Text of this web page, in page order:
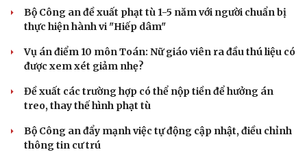
Bộ Công an đề xuất phạt tù 1-5 năm với người chuẩn bị
thực hiện hành vi "Hiếp dâm"
Vụ án điểm 10 môn Toán: Nữ giáo viên ra đầu thú liệu có
được xem xét giảm nhẹ?
Đề xuất các trường hợp có thể nộp tiền để hưởng án
treo, thay thế hình phạt tù
Bộ Công an đẩy mạnh việc tự động cập nhật, điều chỉnh
thông tin cư trú